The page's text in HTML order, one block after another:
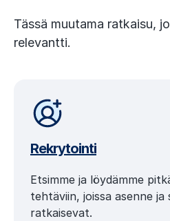
Tässä muutama ratkaisu,
relevantti.
Rekrytointi
Etsimme ja löydämme
tehtäviin, joissa asenne
ratkaisevat.